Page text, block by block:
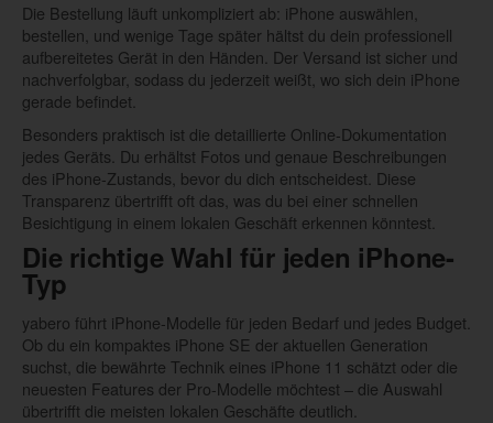
Die Bestellung läuft unkompliziert ab: iPhone auswählen,
bestellen, und wenige Tage später hältst du dein professionell
aufbereitetes Gerät in den Händen. Der Versand ist sicher und
nachverfolgbar, sodass du jederzeit weißt, wo sich dein iPhone
gerade befindet.
Besonders praktisch ist die detaillierte Online-Dokumentation
jedes Geräts. Du erhältst Fotos und genaue Beschreibungen
des iPhone-Zustands, bevor du dich entscheidest. Diese
Transparenz übertrifft oft das, was du bei einer schnellen
Besichtigung in einem lokalen Geschäft erkennen könntest.
Die richtige Wahl für jeden iPhone-
Typ
yabero führt iPhone-Modelle für jeden Bedarf und jedes Budget.
Ob du ein kompaktes iPhone SE der aktuellen Generation
suchst, die bewährte Technik eines iPhone 11 schätzt oder die
neuesten Features der Pro-Modelle möchtest – die Auswahl
übertrifft die meisten lokalen Geschäfte deutlich.